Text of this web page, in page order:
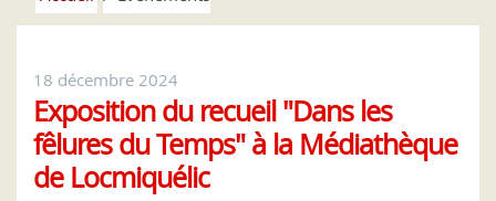
18 décembre 2024
Exposition du recueil "Dans les
fêlures du Temps" à la Médiathèque
de Locmiquélic